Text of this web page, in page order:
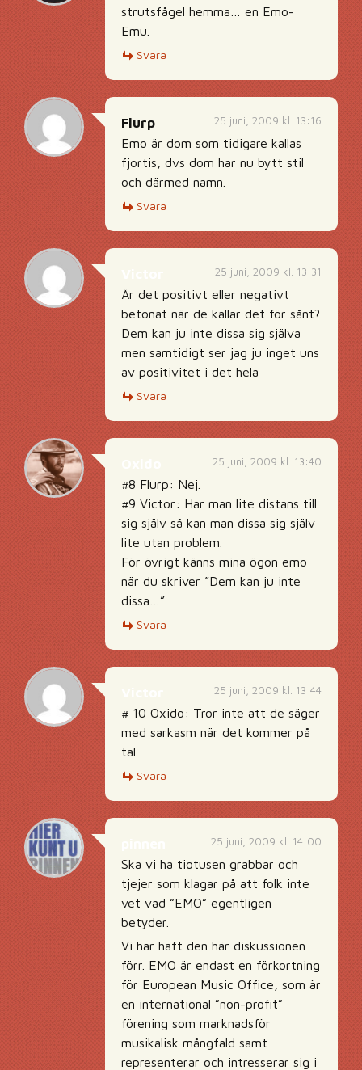
strutsfågel hemma… en Emo-
Emu.
Svara
25 juni, 2009 kl. 13:16
Flurp
Emo är dom som tidigare kallas
fjortis, dvs dom har nu bytt stil
och därmed namn.
Svara
25 juni, 2009 kl. 13:31
Är det positivt eller negativt
betonat när de kallar det för sånt?
Dem kan ju inte dissa sig själva
men samtidigt ser jag ju inget uns
av positivitet i det hela
Svara
25 juni, 2009 kl. 13:40
#8 Flurp: Nej.
#9 Victor: Har man lite distans till
sig själv så kan man dissa sig själv
lite utan problem.
För övrigt känns mina ögon emo
när du skriver ”Dem kan ju inte
dissa…”
Svara
25 juni, 2009 kl. 13:44
# 10 Oxido: Tror inte att de säger
med sarkasm när det kommer på
tal.
Svara
25 juni, 2009 kl. 14:00
Ska vi ha tiotusen grabbar och
tjejer som klagar på att folk inte
vet vad ”EMO” egentligen
betyder.
Vi har haft den här diskussionen
förr. EMO är endast en förkortning
för European Music Office, som är
en international ”non-profit”
förening som marknadsför
musikalisk mångfald samt
representerar och intresserar sig i